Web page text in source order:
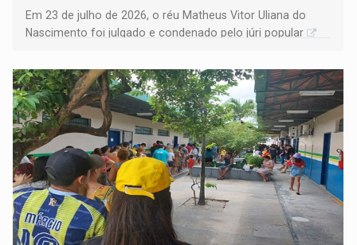
Em 23 de julho de 2026, o réu Matheus Vitor Uliana do
Nascimento foi julgado e condenado pelo júri popular